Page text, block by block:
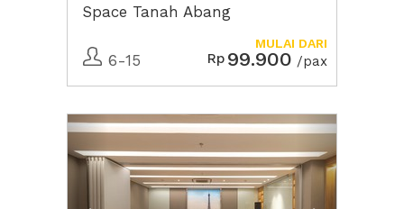
Space Tanah Abang
6-15 Rp 99.900 /pax
MULAI DARI
Previous Next2